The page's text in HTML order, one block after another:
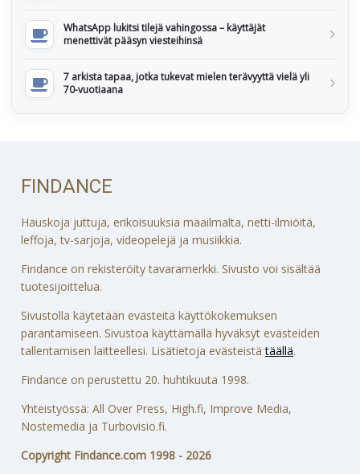
WhatsApp lukitsi tilejä vahingossa – käyttäjät
menettivät pääsyn viesteihinsä
7 arkista tapaa, jotka tukevat mielen terävyyttä vielä yli
70-vuotiaana
FINDANCE
Hauskoja juttuja, erikoisuuksia maailmalta, netti-ilmiöitä,
leffoja, tv-sarjoja, videopelejä ja musiikkia.
Findance on rekisteröity tavaramerkki. Sivusto voi sisältää
tuotesijoittelua.
Sivustolla käytetään evästeitä käyttökokemuksen
parantamiseen. Sivustoa käyttämällä hyväksyt evästeiden
tallentamisen laitteellesi. Lisätietoja evästeistätäällä.
Findance on perustettu 20. huhtikuuta 1998.
Yhteistyössä: All Over Press, High.fi, Improve Media,
Nostemedia ja Turbovisio.fi.
Copyright Findance.com 1998 - 2026